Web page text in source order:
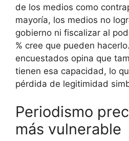
de los medios como
mayoría, los medios no
gobierno ni fiscalizar al
% cree que pueden
encuestados opina que
tienen esa capacidad, lo
pérdida de legitimidad
Periodismo
más vulnerable